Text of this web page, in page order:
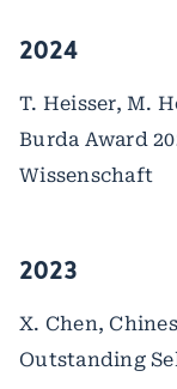
2024
T. Heisser, M.
Burda Award
Wissenschaft
2023
X. Chen,
Outstanding